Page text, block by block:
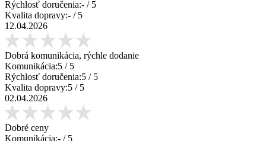
Rýchlosť doručenia:- / 5
Kvalita dopravy:- / 5
12.04.2026
Dobrá komunikácia, rýchle dodanie
Komunikácia:5 / 5
Rýchlosť doručenia:5 / 5
Kvalita dopravy:5 / 5
02.04.2026
Dobré ceny
Komunikácia:- / 5